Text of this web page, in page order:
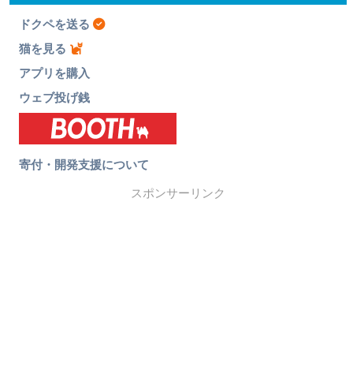
ドクペを送る
猫を見る
アプリを購入
ウェブ投げ銭
寄付・開発支援について
スポンサーリンク